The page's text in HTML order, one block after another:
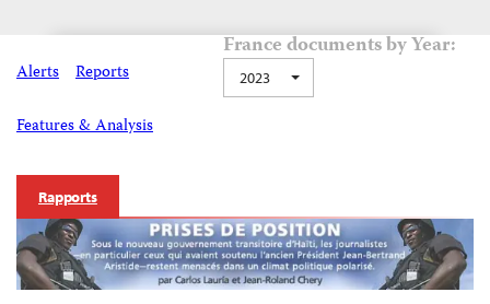
Alerts Reports
Features & Analysis
France documents by Year:
2023
Rapports